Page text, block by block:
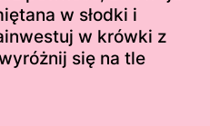
w słodki i
w krówki z
się na tle